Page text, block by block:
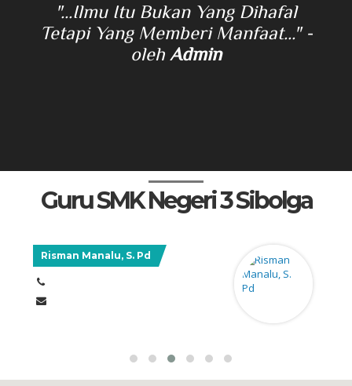
"...Ilmu Itu Bukan Yang Dihafal
Tetapi Yang Memberi Manfaat..." -
oleh Admin
Guru SMK Negeri 3 Sibolga
Risman Manalu, S. Pd